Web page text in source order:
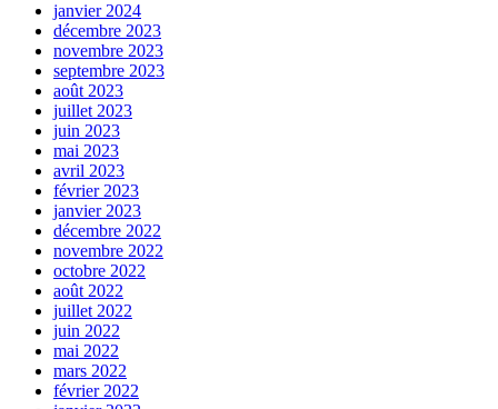
janvier 2024
décembre 2023
novembre 2023
septembre 2023
août 2023
juillet 2023
juin 2023
mai 2023
avril 2023
février 2023
janvier 2023
décembre 2022
novembre 2022
octobre 2022
août 2022
juillet 2022
juin 2022
mai 2022
mars 2022
février 2022